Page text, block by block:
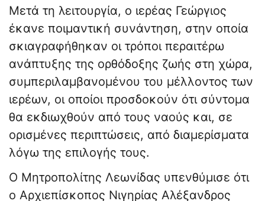
Μετά τη λειτουργία, ο ιερέας Γεώργιος
έκανε ποιμαντική συνάντηση, στην οποία
σκιαγραφήθηκαν οι τρόποι περαιτέρω
ανάπτυξης της ορθόδοξης ζωής στη χώρα,
συμπεριλαμβανομένου του μέλλοντος των
ιερέων, οι οποίοι προσδοκούν ότι σύντομα
θα εκδιωχθούν από τους ναούς και, σε
ορισμένες περιπτώσεις, από διαμερίσματα
λόγω της επιλογής τους.
Ο Μητροπολίτης Λεωνίδας υπενθύμισε ότι
ο Αρχιεπίσκοπος Νιγηρίας Αλέξανδρος